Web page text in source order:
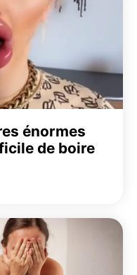
énormes
de boire